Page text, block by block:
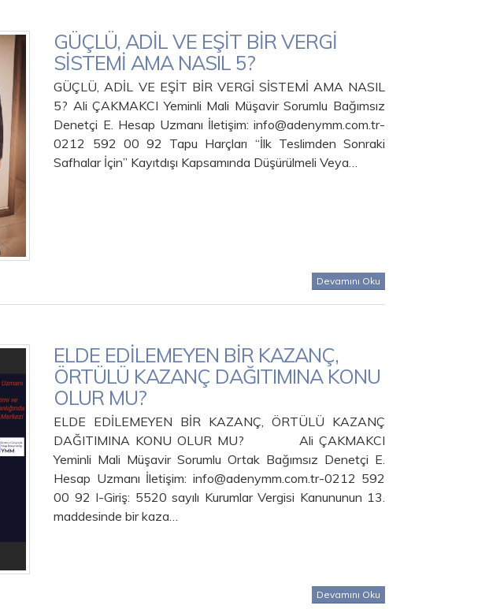
GÜÇLÜ, ADİL VE EŞİT BİR VERGİ
SİSTEMİ AMA NASIL 5?
GÜÇLÜ, ADİL VE EŞİT BİR VERGİ SİSTEMİ AMA NASIL
5? Ali ÇAKMAKCI Yeminli Mali Müşavir Sorumlu Bağımsız
Denetçi E. Hesap Uzmanı İletişim: info@adenymm.com.tr-
0212 592 00 92 Tapu Harçları “İlk Teslimden Sonraki
Safhalar İçin” Kayıtdışı Kapsamında Düşürülmeli Veya…
Devamını Oku
ELDE EDİLEMEYEN BİR KAZANÇ,
ÖRTÜLÜ KAZANÇ DAĞITIMINA KONU
OLUR MU?
ELDE EDİLEMEYEN BİR KAZANÇ, ÖRTÜLÜ KAZANÇ
DAĞITIMINA KONU OLUR MU? Ali ÇAKMAKCI
Yeminli Mali Müşavir Sorumlu Ortak Bağımsız Denetçi E.
Hesap Uzmanı İletişim: info@adenymm.com.tr-0212 592
00 92 I-Giriş: 5520 sayılı Kurumlar Vergisi Kanununun 13.
maddesinde bir kaza…
Devamını Oku